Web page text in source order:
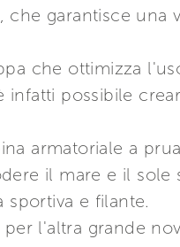
che garantisce
che ottimizza
infatti possibile
armatoriale a
il mare e il
e filante.
l'altra grande